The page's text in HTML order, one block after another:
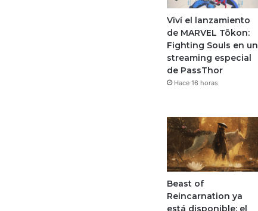
Viví el lanzamiento
de MARVEL Tōkon:
Fighting Souls en un
streaming especial
de PassThor
Hace 16 horas
Beast of
Reincarnation ya
está disponible: el